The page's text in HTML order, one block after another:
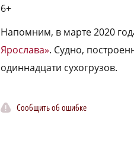
6+
Напомним, в марте 2020
Ярослава». Судно,
одиннадцати сухогрузов.
Сообщить об ошибке